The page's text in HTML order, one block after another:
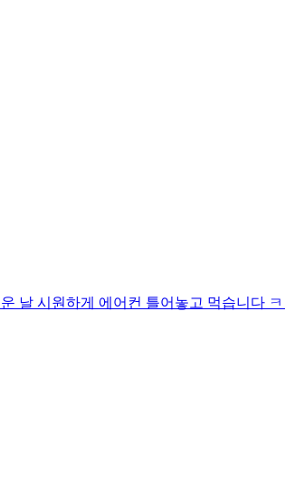
날 시원하게 에어컨 틀어놓고 먹습니다